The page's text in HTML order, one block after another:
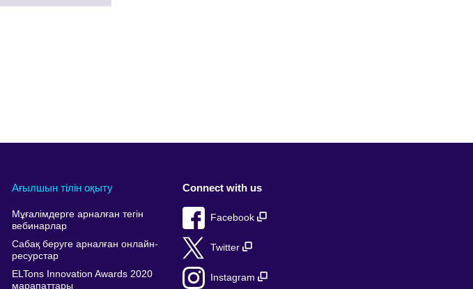
Ағылшын тілін оқыту
Мұғалімдерге арналған тегін
вебинарлар
Сабақ беруге арналған онлайн-
ресурстар
ELTons Innovation Awards 2020
марапаттары
Connect with us
Facebook
Twitter
Instagram